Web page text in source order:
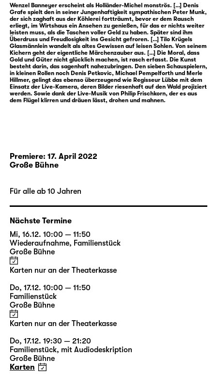
Hauffs „Das kalte Herz“, erschienen 1827,
entfaltet diese Erzählung in faszinierend
dunkel leuchtender Sprache. In großen
Bildern bringt Intendant Enrico Lübbe es auf
die Bühne des Schauspiel Leipzig — im Team
mit dem Bühnenbildner Etienne Pluss,
Kostümbildnerin Bianca Deigner und dem
Leipziger Jazz-Musiker Philip Frischkorn, der
die Inszenierung live am Flügel begleitet.
auf die Bühne, im Team mit dem
Bühnenbildner Etienne Pluss, der
Leipziger Jazz-Musiker Philip Frischkorn, der
entwickelt.
Rollenbilder: Glasmännlein
und Holländer-Michel in
Paartherapie
Inhalte aktivieren
Jetzt aktivieren
Wenzel Banneyer erscheint als Holländer-Michel monströs. […] Denis
Grafe spielt den in seiner Jungenhaftigkeit sympathischen Peter Munk,
der sich zaghaft aus der Köhlerei fortträumt, bevor er dem Rausch
erliegt, im Wirtshaus ein Ansehen zu genießen, für das er nichts weiter
leisten muss, als die Taschen voller Geld zu haben. Später sind ihm
Überdruss und Freudlosigkeit ins Gesicht gefroren. […] Tilo Krügels
Glasmännlein wandelt als altes Gewissen auf leisen Sohlen. Von seinem
Kichern geht der eigentliche Märchenzauber aus. […] Die Moral, dass
Gold und Güter nicht glücklich machen, ist rasch erfasst. Die Kunst
besteht darin, das sagenhaft nahezubringen. Den sieben Schauspielern,
in kleinen Rollen noch Denis Petkovic, Michael Pempelforth und Merle
Hillmer, gelingt das ebenso überzeugend wie Regisseur Lübbe mit dem
Einsatz der Live-Kamera, deren Bilder riesenhaft auf den Wald projiziert
werden. Sowie dank der Live-Musik von Philip Frischkorn, der es aus
dem Flügel klirren und dräuen lässt, drohen und mahnen.
Premiere: 17. April 2022
Große Bühne
Für alle ab 10 Jahren
Nächste Termine
Mi, 16.12. 10:00 — 11:50
Wiederaufnahme, Familienstück
Große Bühne
Karten nur an der Theaterkasse
Do, 17.12. 10:00 — 11:50
Familienstück
Große Bühne
Karten nur an der Theaterkasse
Do, 17.12. 19:30 — 21:20
Familienstück, mit Audiodeskription
Große Bühne
Karten